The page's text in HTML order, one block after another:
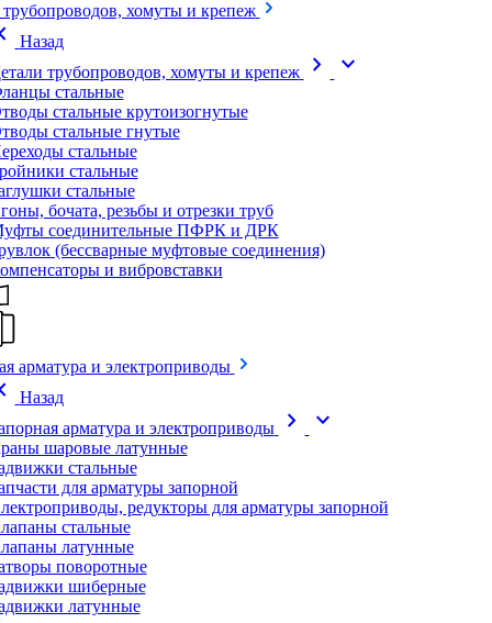
трубопроводов, хомуты и крепеж
Назад
трубопроводов, хомуты и крепеж
chevron_right expand_more
стальные
стальные крутоизогнутые
стальные гнутые
стальные
стальные
стальные
бочата, резьбы и отрезки труб
соединительные ПФРК и ДРК
(бессварные муфтовые соединения)
и вибровставки
арматура и электроприводы
Назад
арматура и электроприводы
chevron_right expand_more
шаровые латунные
стальные
для арматуры запорной
редукторы для арматуры запорной
стальные
латунные
поворотные
шиберные
латунные